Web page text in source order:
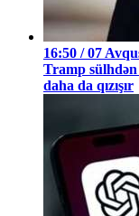
16:50 / 07
Tramp sülhdən
daha da qızışır